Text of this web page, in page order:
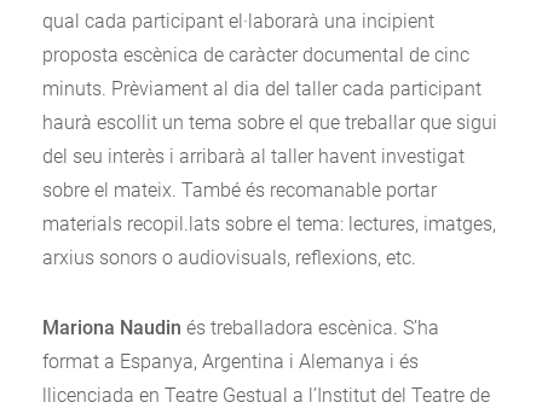
qual cada participant el·laborarà una incipient
proposta escènica de caràcter documental de cinc
minuts. Prèviament al dia del taller cada participant
haurà escollit un tema sobre el que treballar que sigui
del seu interès i arribarà al taller havent investigat
sobre el mateix. També és recomanable portar
materials recopil.lats sobre el tema: lectures, imatges,
arxius sonors o audiovisuals, reflexions, etc.
Mariona Naudin és treballadora escènica. S’ha
format a Espanya, Argentina i Alemanya i és
llicenciada en Teatre Gestual a l’Institut del Teatre de